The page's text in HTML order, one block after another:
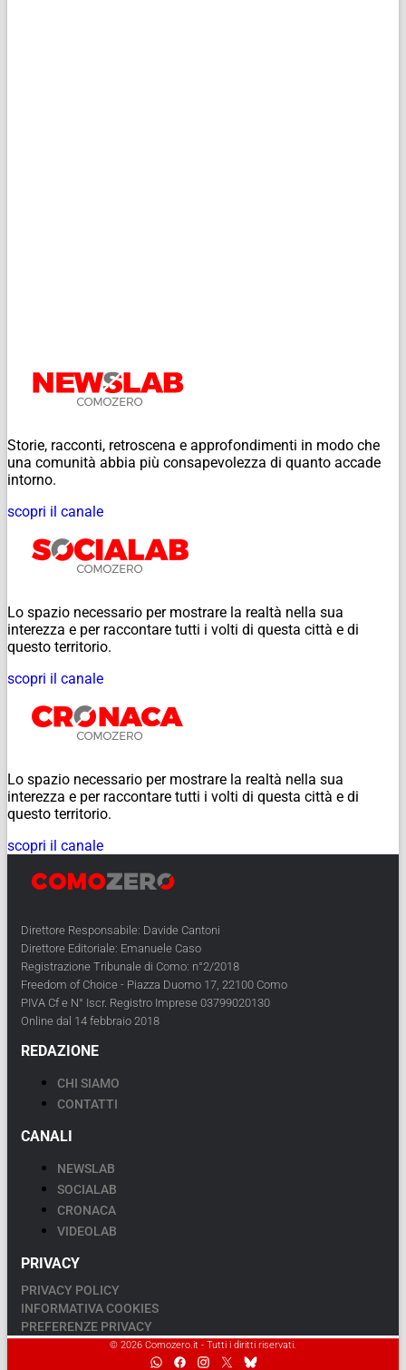
Storie, racconti, retroscena e approfondimenti in modo che
una comunità abbia più consapevolezza di quanto accade
intorno.
scopri il canale
Lo spazio necessario per mostrare la realtà nella sua
interezza e per raccontare tutti i volti di questa città e di
questo territorio.
scopri il canale
Lo spazio necessario per mostrare la realtà nella sua
interezza e per raccontare tutti i volti di questa città e di
questo territorio.
scopri il canale
Direttore Responsabile: Davide Cantoni
Direttore Editoriale: Emanuele Caso
Registrazione Tribunale di Como: n°2/2018
Freedom of Choice - Piazza Duomo 17, 22100 Como
PIVA Cf e N° Iscr. Registro Imprese 03799020130
Online dal 14 febbraio 2018
REDAZIONE
CHI SIAMO
CONTATTI
CANALI
NEWSLAB
SOCIALAB
CRONACA
VIDEOLAB
PRIVACY
PRIVACY POLICY
INFORMATIVA COOKIES
PREFERENZE PRIVACY
© 2026 Comozero.it - Tutti i diritti riservati.